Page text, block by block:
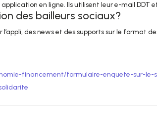
en ligne. Ils utilisent leur e-mail DDT
des bailleurs sociaux?
des news et des supports sur le format
financement/formulaire-enquete-sur-le-